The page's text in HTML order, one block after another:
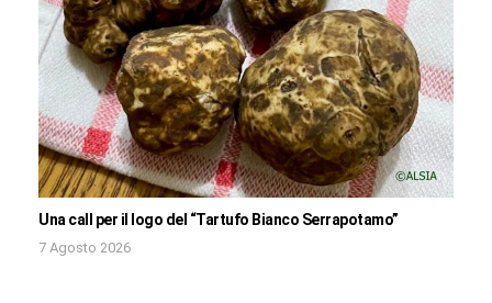
Una call per il logo del “Tartufo Bianco Serrapotamo”
7 Agosto 2026